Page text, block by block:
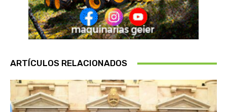
ARTÍCULOS RELACIONADOS